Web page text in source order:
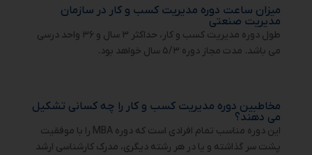
میزان ساعت دوره مدیریت کسب و کار در سازمان
مدیریت صنعتی
طول دوره مدیریت کسب و کار، حداکثر ۳ سال و ۳۶ واحد درسی
می باشد. مدت مجاز دوره ۵/۳ سال خواهد بود.
مخاطبین دوره مدیریت کسب و کار را چه کسانی تشکیل
می دهند؟
این دوره مناسب تمام افرادی است که دوره MBA را با موفقیت
پشت سر گذاشته‌ و یا در هر رشته دیگری، مدرک کارشناسی ارشد